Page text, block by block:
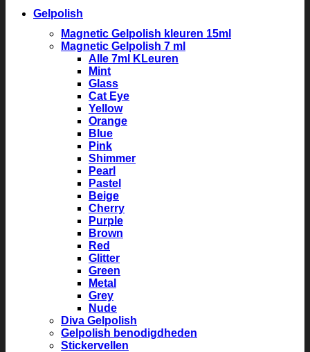
Gelpolish
Magnetic Gelpolish kleuren 15ml
Magnetic Gelpolish 7 ml
Alle 7ml KLeuren
Mint
Glass
Cat Eye
Yellow
Orange
Blue
Pink
Shimmer
Pearl
Pastel
Beige
Cherry
Purple
Brown
Red
Glitter
Green
Metal
Grey
Nude
Diva Gelpolish
Gelpolish benodigdheden
Stickervellen